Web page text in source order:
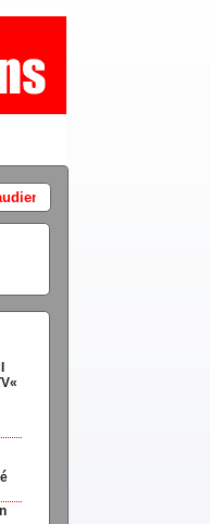
LCI en tête + BFMTV /